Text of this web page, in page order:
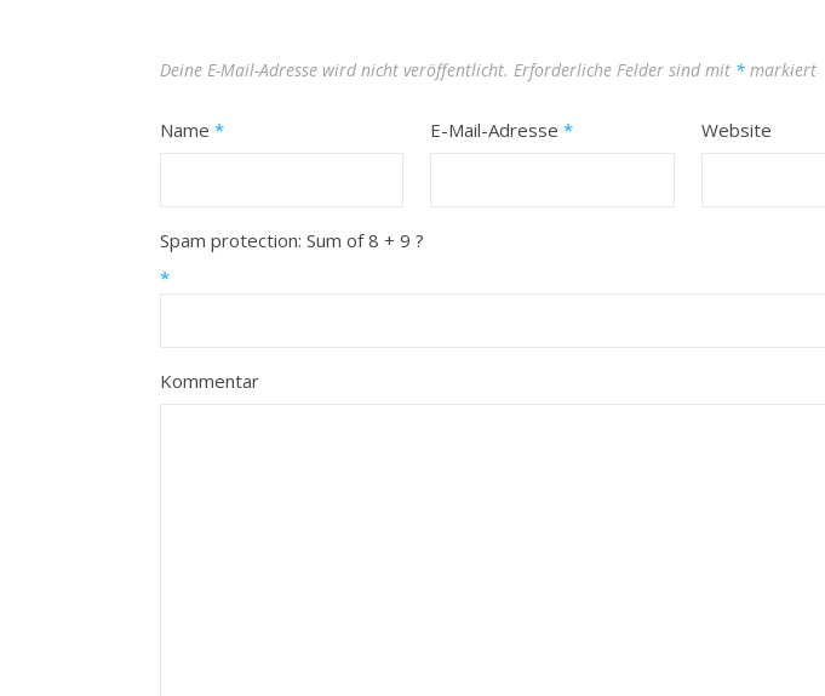
Deine E-Mail-Adresse wird nicht veröffentlicht. Erforderliche Felder sind mit * markiert
Name * E-Mail-Adresse* Website
Spam protection: Sum of 8 + 9 ?
*
Kommentar